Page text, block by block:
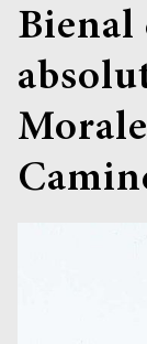
Editoriales
Nacionales
Grupos y bandas
Shows y
CULTURA
Radio
Libros
Museos y
culturales
Escuelas,
Talleres,
GALERÍAS
Bienal